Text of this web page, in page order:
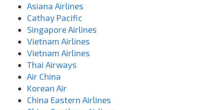
Asiana Airlines
Cathay Pacific
Singapore Airlines
Vietnam Airlines
Vietnam Airlines
Thai Airways
Air China
Korean Air
China Eastern Airlines